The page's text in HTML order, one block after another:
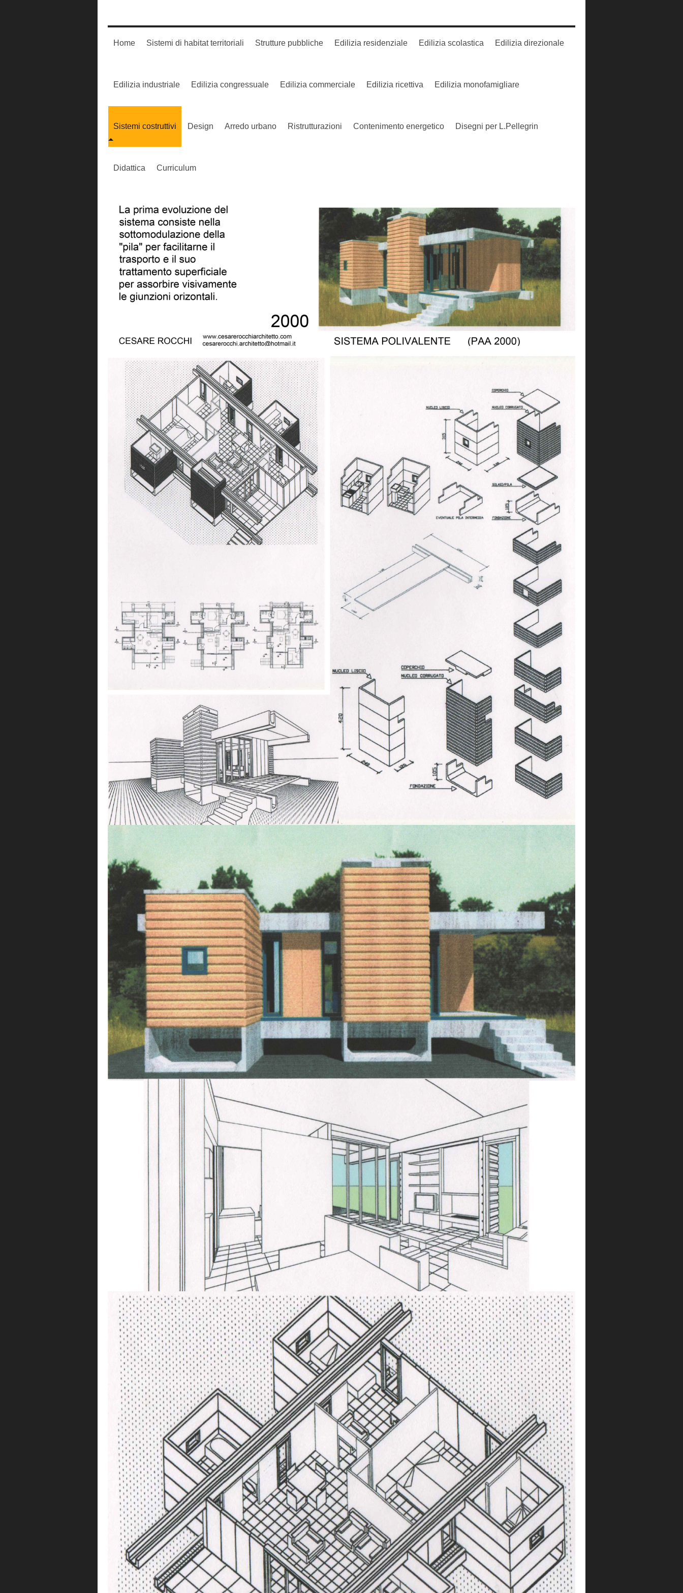
Home Sistemi di habitat territoriali Strutture pubbliche Edilizia residenziale Edilizia scolastica Edilizia direzionale
Edilizia industriale Edilizia congressuale Edilizia commerciale Edilizia ricettiva Edilizia monofamigliare
Sistemi costruttivi Design Arredo urbano Ristrutturazioni Contenimento energetico Disegni per L.Pellegrin
Didattica Curriculum